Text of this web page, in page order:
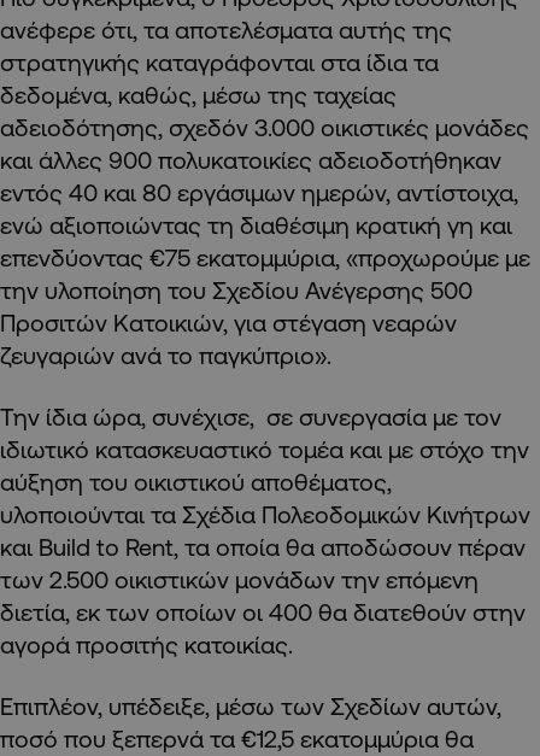
ανέφερε ότι, τα αποτελέσματα αυτής της
στρατηγικής καταγράφονται στα ίδια τα
δεδομένα, καθώς, μέσω της ταχείας
αδειοδότησης, σχεδόν 3.000 οικιστικές μονάδες
και άλλες 900 πολυκατοικίες αδειοδοτήθηκαν
εντός 40 και 80 εργάσιμων ημερών, αντίστοιχα,
ενώ αξιοποιώντας τη διαθέσιμη κρατική γη και
επενδύοντας €75 εκατομμύρια, «προχωρούμε με
την υλοποίηση του Σχεδίου Ανέγερσης 500
Προσιτών Κατοικιών, για στέγαση νεαρών
ζευγαριών ανά το παγκύπριο».
Την ίδια ώρα, συνέχισε, σε συνεργασία με τον
ιδιωτικό κατασκευαστικό τομέα και με στόχο την
αύξηση του οικιστικού αποθέματος,
υλοποιούνται τα Σχέδια Πολεοδομικών Κινήτρων
και Build to Rent, τα οποία θα αποδώσουν πέραν
των 2.500 οικιστικών μονάδων την επόμενη
διετία, εκ των οποίων οι 400 θα διατεθούν στην
αγορά προσιτής κατοικίας.
Επιπλέον, υπέδειξε, μέσω των Σχεδίων αυτών,
ποσό που ξεπερνά τα €12,5 εκατομμύρια θα